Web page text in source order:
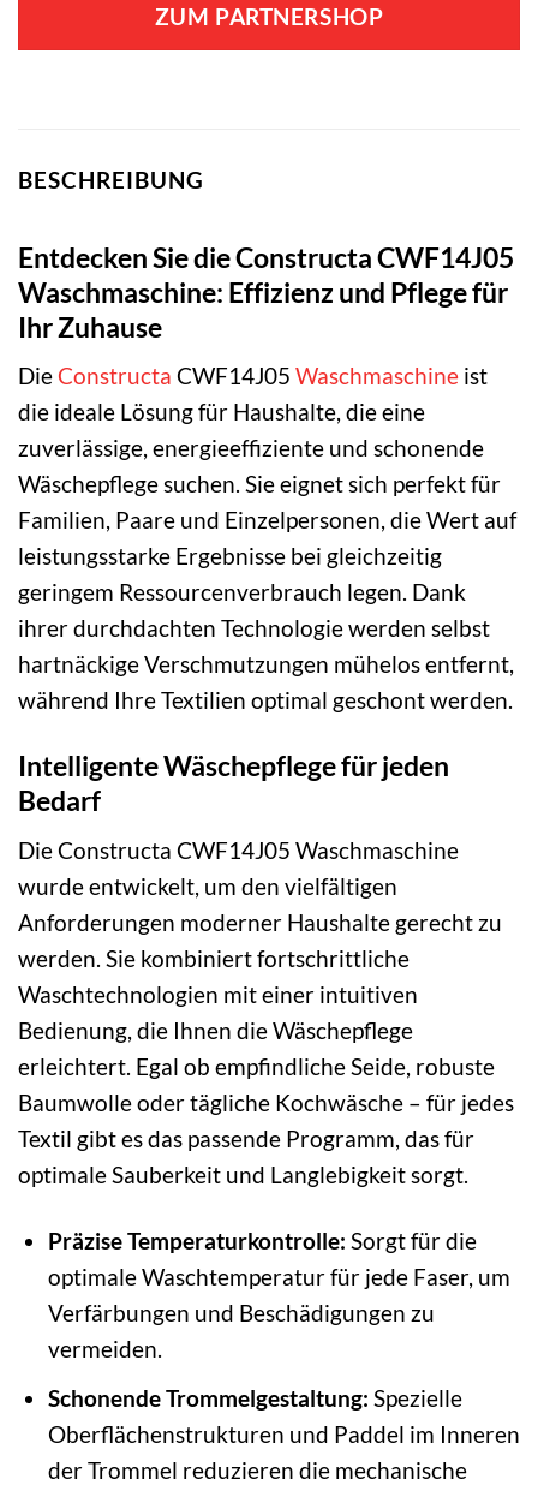
ZUM PARTNERSHOP
BESCHREIBUNG
Entdecken Sie die Constructa CWF14J05
Waschmaschine: Effizienz und Pflege für
Ihr Zuhause
Die Constructa CWF14J05 Waschmaschine ist
die ideale Lösung für Haushalte, die eine
zuverlässige, energieeffiziente und schonende
Wäschepflege suchen. Sie eignet sich perfekt für
Familien, Paare und Einzelpersonen, die Wert auf
leistungsstarke Ergebnisse bei gleichzeitig
geringem Ressourcenverbrauch legen. Dank
ihrer durchdachten Technologie werden selbst
hartnäckige Verschmutzungen mühelos entfernt,
während Ihre Textilien optimal geschont werden.
Intelligente Wäschepflege für jeden
Bedarf
Die Constructa CWF14J05 Waschmaschine
wurde entwickelt, um den vielfältigen
Anforderungen moderner Haushalte gerecht zu
werden. Sie kombiniert fortschrittliche
Waschtechnologien mit einer intuitiven
Bedienung, die Ihnen die Wäschepflege
erleichtert. Egal ob empfindliche Seide, robuste
Baumwolle oder tägliche Kochwäsche – für jedes
Textil gibt es das passende Programm, das für
optimale Sauberkeit und Langlebigkeit sorgt.
Präzise Temperaturkontrolle: Sorgt für die
optimale Waschtemperatur für jede Faser, um
Verfärbungen und Beschädigungen zu
vermeiden.
Schonende Trommelgestaltung: Spezielle
Oberflächenstrukturen und Paddel im Inneren
der Trommel reduzieren die mechanische